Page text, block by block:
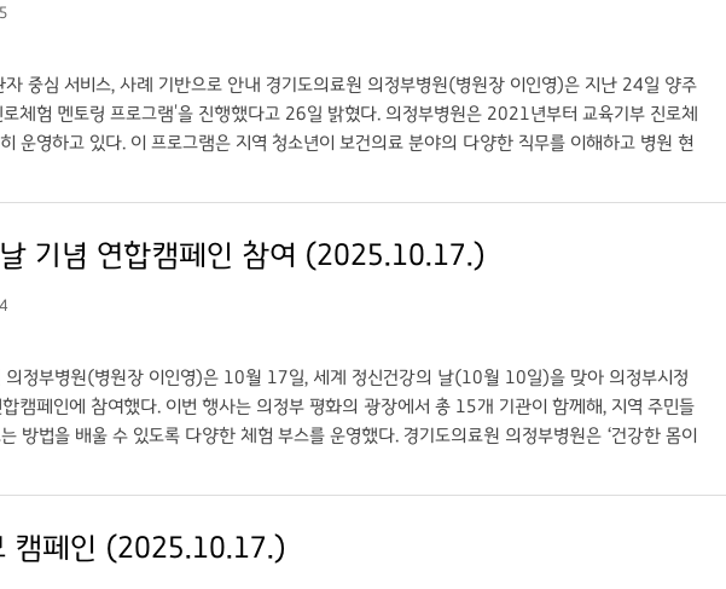
중심 서비스, 사례 기반으로 안내 경기도의료원 의정부병원(병원장 이인영)은 지난 24일 양주
체험 멘토링 프로그램'을 진행했다고 26일 밝혔다. 의정부병원은 2021년부터 교육기부 진로체
운영하고 있다. 이 프로그램은 지역 청소년이 보건의료 분야의 다양한 직무를 이해하고 병원 현
의료서비스가 구현되는 과정과 다직종 협업 체계를 실제 사례로 확인했다. 병원 측은 직무별 업
한 체험 프로그램을 지속 확대할 계획이다. 이인영 병원장은 “이번 진로체험이 학생들이 자신
얀 가운 너머 직업 세계…의정부병원서 만나 - 전자신문 ○ 기자: 전자신문 김동성 기자
기념 연합캠페인 참여 (2025.10.17.)
의정부병원(병원장 이인영)은 10월 17일, 세계 정신건강의 날(10월 10일)을 맞아 의정부시정
캠페인에 참여했다. 이번 행사는 의정부 평화의 광장에서 총 15개 기관이 함께해, 지역 주민들
방법을 배울 수 있도록 다양한 체험 부스를 운영했다. 경기도의료원 의정부병원은 ‘건강한 몸이
찾은 시민들은 “심폐소생술을 직접 해보며 위급상황 대처법을 익히고, 올바른 손 씻기의 중요성
책임의료기관으로서 앞으로도 지역사회와 함께하는 건강 캠페인, 감염병 예방 교육, 시민 참
캠페인 (2025.10.17.)